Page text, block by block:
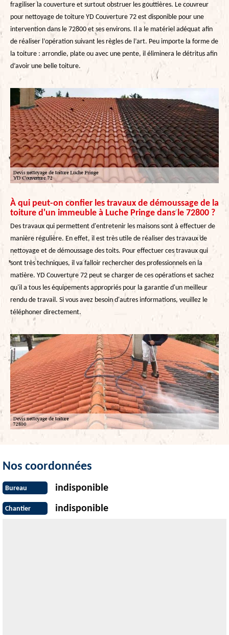
fragiliser la couverture et surtout obstruer les gouttières. Le couvreur
pour nettoyage de toiture YD Couverture 72 est disponible pour une
intervention dans le 72800 et ses environs. Il a le matériel adéquat afin
de réaliser l’opération suivant les règles de l’art. Peu importe la forme de
la toiture : arrondie, plate ou avec une pente, il éliminera le détritus afin
d’avoir une belle toiture.
À qui peut-on confier les travaux de démoussage de la
toiture d'un immeuble à Luche Pringe dans le 72800 ?
Des travaux qui permettent d'entretenir les maisons sont à effectuer de
manière régulière. En effet, il est très utile de réaliser des travaux de
nettoyage et de démoussage des toits. Pour effectuer ces travaux qui
sont très techniques, il va falloir rechercher des professionnels en la
matière. YD Couverture 72 peut se charger de ces opérations et sachez
qu'il a tous les équipements appropriés pour la garantie d'un meilleur
rendu de travail. Si vous avez besoin d'autres informations, veuillez le
téléphoner directement.
Nos coordonnées
Bureau indisponible
Chantier indisponible